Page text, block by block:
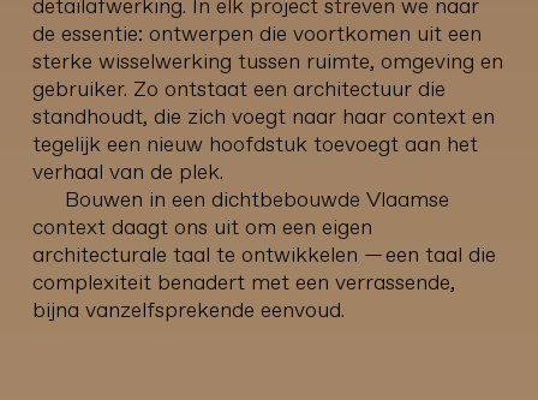
de essentie: ontwerpen die voortkomen uit een
sterke wisselwerking tussen ruimte, omgeving en
gebruiker. Zo ontstaat een architectuur die
standhoudt, die zich voegt naar haar context en
tegelijk een nieuw hoofdstuk toevoegt aan het
verhaal van de plek.
Bouwen in een dichtbebouwde Vlaamse
context daagt ons uit om een eigen
architecturale taal te ontwikkelen — een taal die
complexiteit benadert met een verrassende,
bijna vanzelfsprekende eenvoud.